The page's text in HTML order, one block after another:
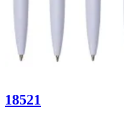
18521